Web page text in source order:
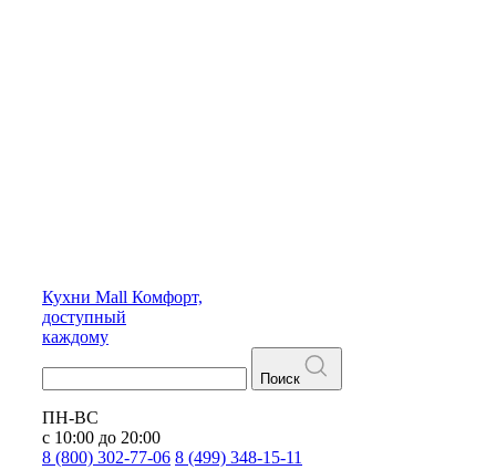
Кухни Mall Комфорт,
доступный
каждому
Поиск
ПН-ВС
с 10:00 до 20:00
8 (800) 302-77-06 8 (499) 348-15-11